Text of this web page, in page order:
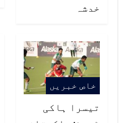
پوری دنیا نے
بین المذاہب ہم
سکھوں کی عبادت
پوری دنیا کے
مقام کی زیارت کا
خدشہ
خاص خبریں
تیسرا ہاکی